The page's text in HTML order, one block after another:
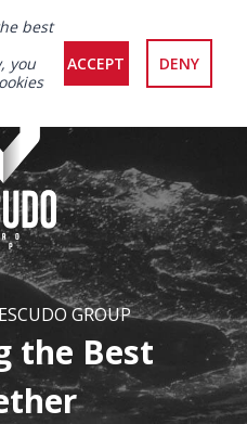
GROUP
the Best
best
you
ACCEPT DENY